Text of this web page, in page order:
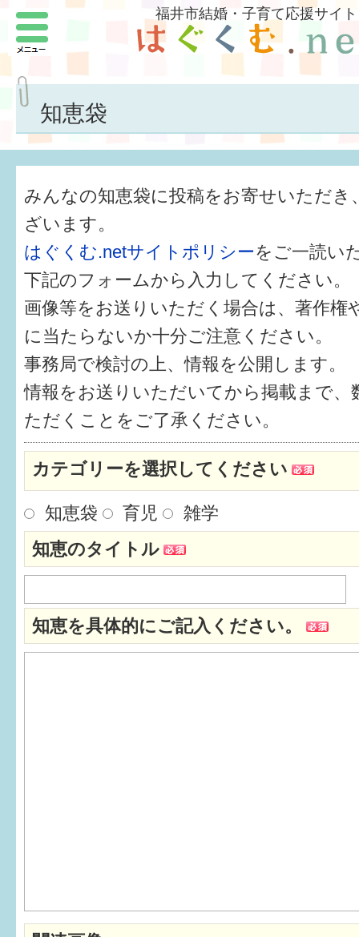
福井市結婚・子育て応援サイト
知恵袋
みんなの知恵袋に投稿をお寄せいただき
ざいます。
はぐくむ.netサイトポリシーをご一読い
下記のフォームから入力してください。
画像等をお送りいただく場合は、著作権
に当たらないか十分ご注意ください。
事務局で検討の上、情報を公開します。
情報をお送りいただいてから掲載まで、
ただくことをご了承ください。
カテゴリーを選択してください
知恵袋 育児
雑学
知恵のタイトル
知恵を具体的にご記入ください。
メニュー
結婚したい
子どもがほしい
福井の子育て環境
子どもを育てよう
もしものときの緊急連絡先
届出・手当・助成
健診・予防接種
仲間づくり・遊び場
子どもを預けたい
入園・入学
相談したい
さまざまな支援
子育てカレンダー
妊娠
子育てマップ